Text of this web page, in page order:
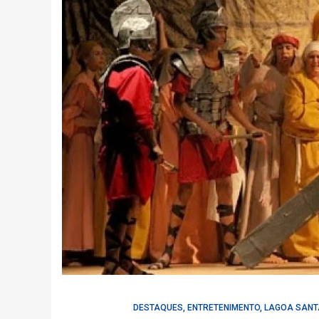
DESTAQUES, ENTRETENIMENTO, LAGOA